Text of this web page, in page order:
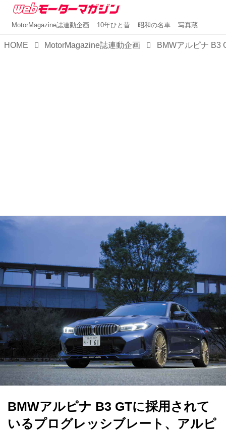
MotorMagazine誌連動企画 10年ひと昔 昭和の名車 写真蔵
HOME MotorMagazine誌連動企画
BMWアルピナ B3 GTに採用されて
いるプログレッシブレート、アルピ